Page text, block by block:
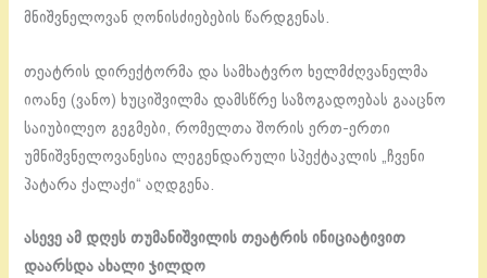
მნიშვნელოვან ღონისძიებების წარდგენას.
თეატრის დირექტორმა და სამხატვრო ხელმძღვანელმა
იოანე (ვანო) ხუციშვილმა დამსწრე საზოგადოებას გააცნო
საიუბილეო გეგმები, რომელთა შორის ერთ-ერთი
უმნიშვნელოვანესია ლეგენდარული სპექტაკლის „ჩვენი
პატარა ქალაქი“ აღდგენა.
ასევე ამ დღეს თუმანიშვილის თეატრის ინიციატივით
დაარსდა ახალი ჯილდო